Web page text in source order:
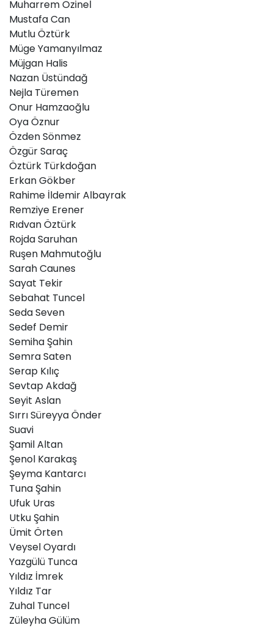
Muharrem Özinel
Mustafa Can
Mutlu Öztürk
Müge Yamanyılmaz
Müjgan Halis
Nazan Üstündağ
Nejla Türemen
Onur Hamzaoğlu
Oya Öznur
Özden Sönmez
Özgür Saraç
Öztürk Türkdoğan
Erkan Gökber
Rahime İldemir Albayrak
Remziye Erener
Rıdvan Öztürk
Rojda Saruhan
Ruşen Mahmutoğlu
Sarah Caunes
Sayat Tekir
Sebahat Tuncel
Seda Seven
Sedef Demir
Semiha Şahin
Semra Saten
Serap Kılıç
Sevtap Akdağ
Seyit Aslan
Sırrı Süreyya Önder
Suavi
Şamil Altan
Şenol Karakaş
Şeyma Kantarcı
Tuna Şahin
Ufuk Uras
Utku Şahin
Ümit Örten
Veysel Oyardı
Yazgülü Tunca
Yıldız İmrek
Yıldız Tar
Zuhal Tuncel
Züleyha Gülüm